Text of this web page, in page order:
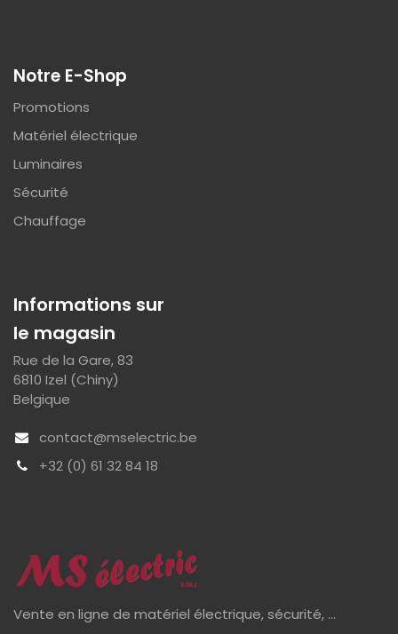
Informations sur
le magasin
Rue de la Gare, 83
6810 Izel (Chiny)
Belgique
contact@mselectric.be
+32 (0) 61 32 84 18
Vente en ligne de matériel électrique, sécurité, ...
Notre E-Shop
Promotions
Matériel électrique
Luminaires
Sécurité
Chauffage